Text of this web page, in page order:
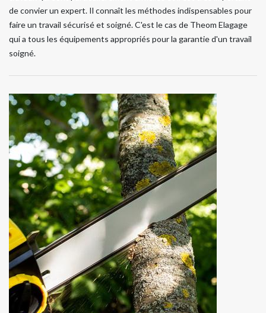
de convier un expert. Il connaît les méthodes indispensables pour
faire un travail sécurisé et soigné. C'est le cas de Theom Elagage
qui a tous les équipements appropriés pour la garantie d'un travail
soigné.